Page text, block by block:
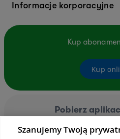
Informacje korporacyjne
Kup
Kup
Pobierz
Szanujemy Twoją